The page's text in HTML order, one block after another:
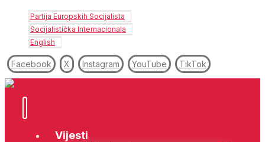
Partija Europskih Socijalista
Socijalistička Internacionala
English
Facebook X Instagram YouTube TikTok
Vijesti